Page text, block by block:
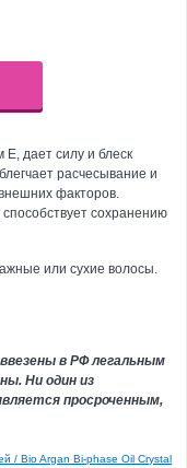
дает силу и блеск
расчесывание и
факторов.
сохранению
или сухие волосы.
в РФ легальным
Ни один из
просроченным,
/ Bio Argan Bi-phase Oil Crystal